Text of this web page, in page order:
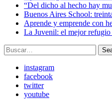
“Del dicho al hecho hay
Buenos Aires School:
Aprende y emprende con
La Juvenil: el mejor
Search
for:
instagram
facebook
twitter
youtube